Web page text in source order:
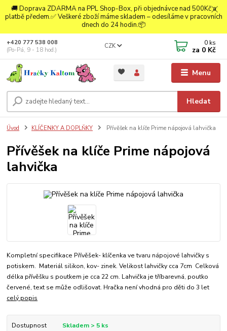
🚚 Doprava ZDARMA na PPL Shop-Box, při objednávce nad 500Kč a
platbě předem.✅ Veškeré zboží máme skladem – odesíláme v pracovních
dnech do 24 hodin.📦
Menu
CZK
Hledat
+420 777 538 008
(Po-Pá, 9 - 18 hod.)
0 ks
za 0 Kč
Úvod KLÍČENKY A DOPLŇKY Přívěšek na klíče Prime nápojová lahvička
Přívěšek na klíče Prime nápojová
lahvička
Kompletní specifikace Přívěšek- klíčenka ve tvaru nápojové lahvičky s
potiskem. Materiál silikon, kov- zinek. Velikost lahvičky cca 7cm Celková
délka přívěšku s poutkem je cca 22 cm. Lahvička je tříbarevná, poutko
červené, text se může odlišovat. Hračka není vhodná pro děti do 3 let
celý popis
Dostupnost Skladem > 5 ks